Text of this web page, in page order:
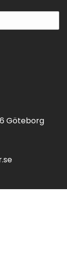
Göteborg